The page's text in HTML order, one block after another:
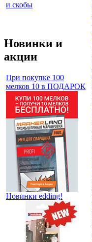
и скобы
Новинки и
акции
При покупке 100
мелков 10 в ПОДАРОК
Новинки edding!